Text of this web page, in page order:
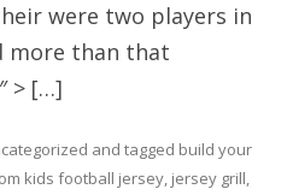
were two players in
more than that
> […]
and tagged build your
kids football jersey, jersey grill,